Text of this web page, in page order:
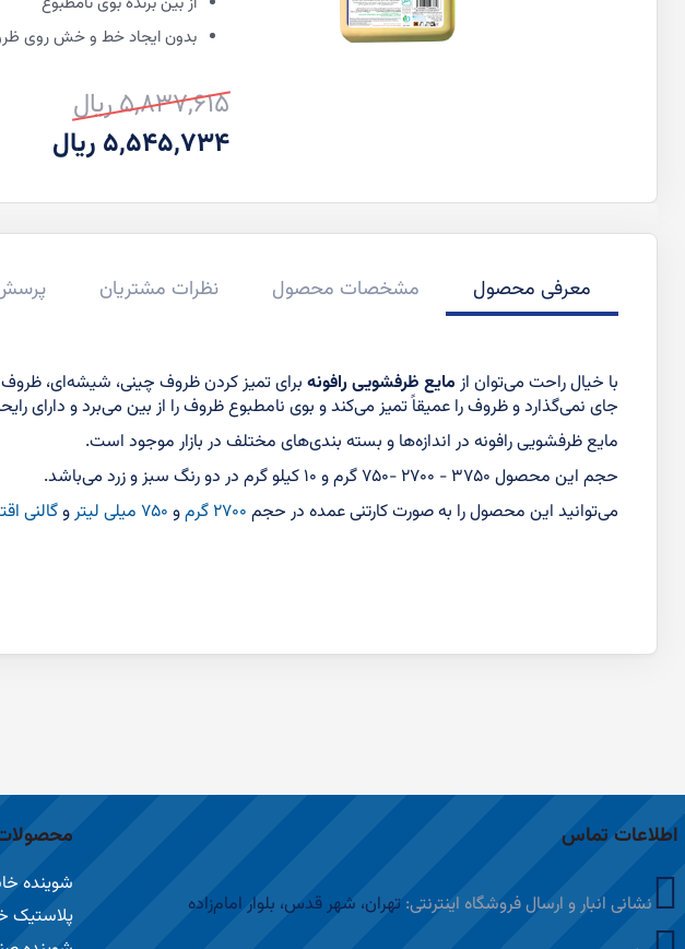
قیمت
5,545,734 ریال
قیمت
عادی
5,837,615 ریال
بدون ایجاد خط و خش روی
معرفی محصول
با خیال راحت می‌توان از مایع ظرفشویی رافونهبرای تمیز کردن ظروف چینی، شیشه‌ای،
جای نمی‌گذارد و ظروف را عمیقاً تمیز می‌کند و بوی نامطبوع ظروف را از بین می‌برد و
مایع ظرفشویی رافونه در اندازه‌ها و بسته بندی‌های مختلف در بازار موجود است.
حجم این محصول ۳۷۵۰ - ۲۷۰۰ -۷۵۰ گرم و ۱۰ کیلو گرم در دو رنگ سبز و زرد می‌باشد.
می‌توانید این محصول را به صورت کارتنی عمده در حجم
و وگالنی
مشخصات محصول نظرات مشتریان
اطلاعات تماس
نشانی انبار و ارسال فروشگاه اینترنتی: تهران، شهر قدس، بلوار امام‌زاده
شوینده
پلاستیک